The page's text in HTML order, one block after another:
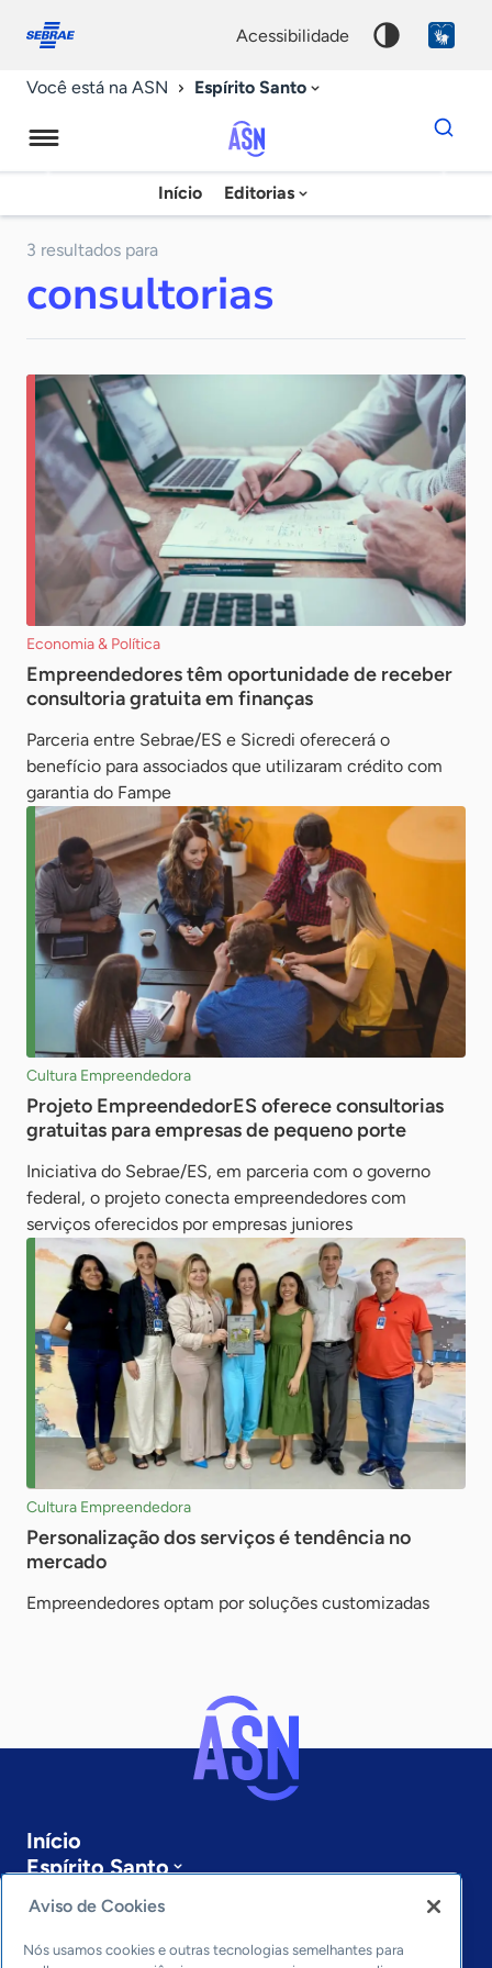
conosco
acessibilidade
Você está na ASN Espírito Santo
Agência
Sebrae
Notícias
Início Editorias
Dados
para
chave
3 resultados para
consultorias
Economia & Política
Empreendedores têm oportunidade de receber
consultoria gratuita em finanças
Parceria entre Sebrae/ES e Sicredi oferecerá o
benefício para associados que utilizaram crédito com
garantia do Fampe
Cultura Empreendedora
Projeto EmpreendedorES oferece consultorias
gratuitas para empresas de pequeno porte
Iniciativa do Sebrae/ES, em parceria com o governo
federal, o projeto conecta empreendedores com
serviços oferecidos por empresas juniores
Cultura Empreendedora
Personalização dos serviços é tendência no
mercado
Empreendedores optam por soluções customizadas
Início
Espírito Santo
Sobre a ASN
Últimas notícias
Entre em contato
Aviso de Cookies
Nós usamos cookies e outras tecnologias semelhantes para